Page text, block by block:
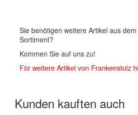
Sie benötigen weitere Artikel aus
Sortiment?
Kommen Sie auf uns zu!
Für weitere Artikel von Frankenstolz
Kunden kauften auch